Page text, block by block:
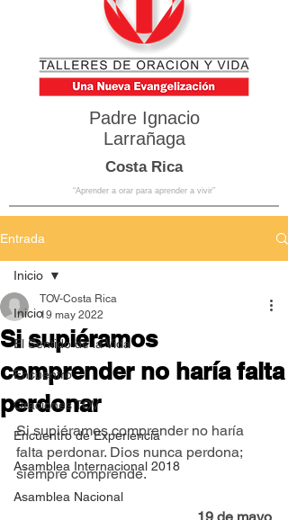
Padre Ignacio
Larrañaga
Costa Rica
“Aprender a orar para aprender a vivir”
Entrada
Inicio
El Sentido de la Vida
Encuentro
Oraciones TOV
Encuentro de Experiencia
Asamblea Internacional 2018
Asamblea Nacional
Inicio
Si supiéramos
comprender no haría falta
perdonar
TOV-Costa Rica
19 may 2022
Si supiéramos comprender no haría
falta perdonar. Dios nunca perdona;
siempre comprende.